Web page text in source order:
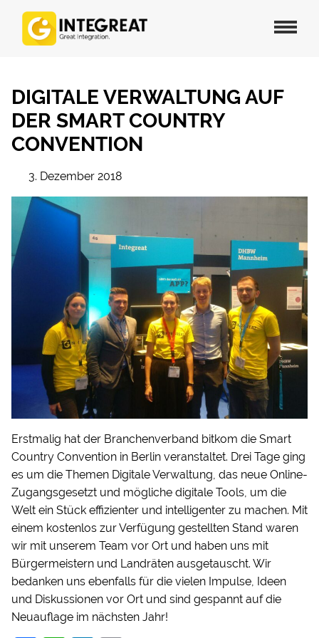
DIGITALE VERWALTUNG AUF
DER SMART COUNTRY
CONVENTION
3. Dezember 2018
Erstmalig hat der Branchenverband bitkom die Smart
Country Convention in Berlin veranstaltet. Drei Tage ging
es um die Themen Digitale Verwaltung, das neue Online-
Zugangsgesetzt und mögliche digitale Tools, um die
Welt ein Stück effizienter und intelligenter zu machen. Mit
einem kostenlos zur Verfügung gestellten Stand waren
wir mit unserem Team vor Ort und haben uns mit
Bürgermeistern und Landräten ausgetauscht. Wir
bedanken uns ebenfalls für die vielen Impulse, Ideen
und Diskussionen vor Ort und sind gespannt auf die
Neuauflage im nächsten Jahr!